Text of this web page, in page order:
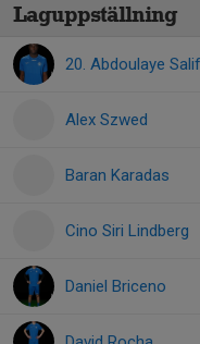
Laguppställning
20. Abdoulaye
Alex Szwed
Baran Karadas
Cino Siri Lindberg
Daniel Briceno